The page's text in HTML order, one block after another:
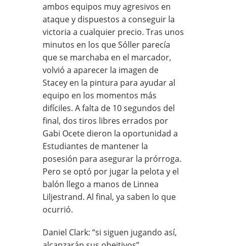
ambos equipos muy agresivos en
ataque y dispuestos a conseguir la
victoria a cualquier precio. Tras unos
minutos en los que Sóller parecía
que se marchaba en el marcador,
volvió a aparecer la imagen de
Stacey en la pintura para ayudar al
equipo en los momentos más
difíciles. A falta de 10 segundos del
final, dos tiros libres errados por
Gabi Ocete dieron la oportunidad a
Estudiantes de mantener la
posesión para asegurar la prórroga.
Pero se optó por jugar la pelota y el
balón llego a manos de Linnea
Liljestrand. Al final, ya saben lo que
ocurrió.
Daniel Clark: “si siguen jugando así,